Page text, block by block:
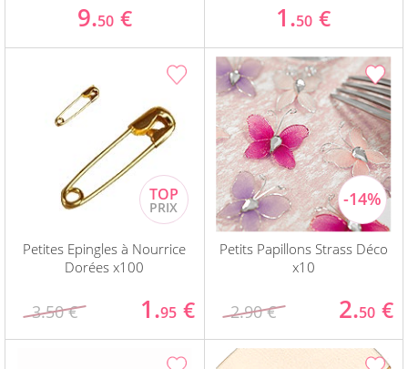
9.50 € 1.50 €
Petites Epingles à Nourrice
Dorées x100
3.50 € 1.95 €
Petits Papillons Strass Déco
x10
2.90 € 2.50 €